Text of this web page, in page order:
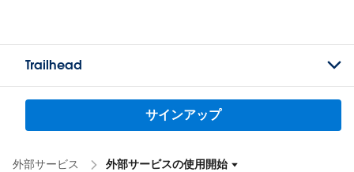
Trailhead
サインアップ
外部サービス 外部サービスの使用開始